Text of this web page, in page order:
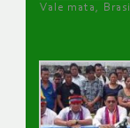
Vale mata, Brasil